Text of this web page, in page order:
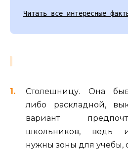
Читать все интересные
Столешницу. Она
либо раскладной,
вариант
школьников, ведь
нужны зоны для учебы,